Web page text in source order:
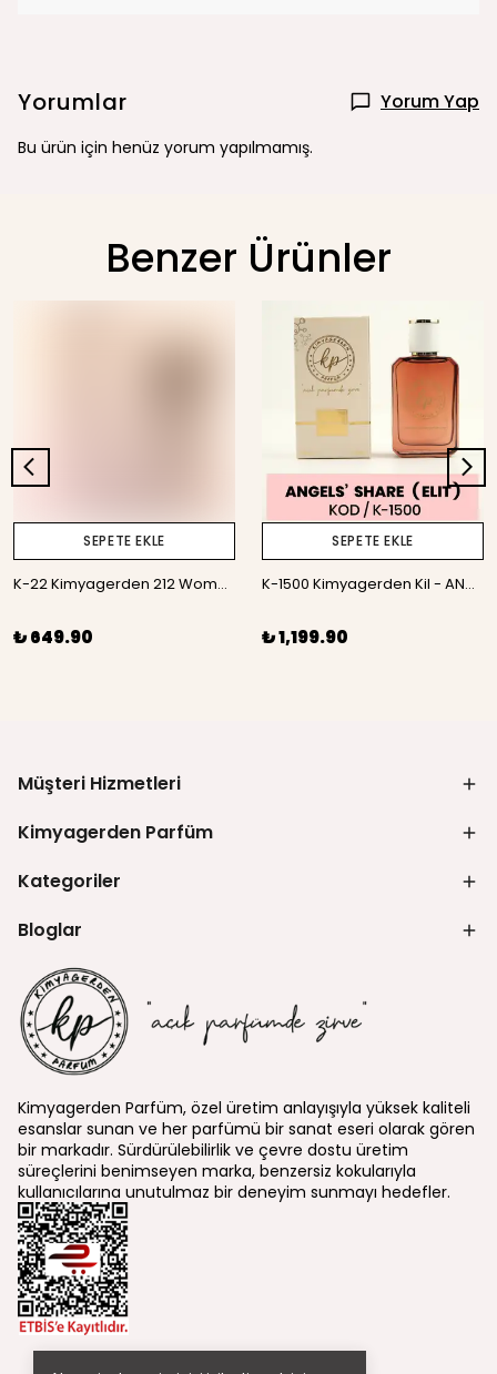
Yorumlar Yorum Yap
Bu ürün için henüz yorum yapılmamış.
Benzer Ürünler
SEPETE EKLE
K-22 Kimyagerden 212 Women - 50 ml
₺ 649.90
SEPETE EKLE
K-1500 Kimyagerden Kil - ANGELS' SHARE- Elit seri ( Unisex ) - 50 ml
₺ 1,199.90
Müşteri Hizmetleri
Kimyagerden Parfüm
Kategoriler
Bloglar
Kimyagerden Parfüm, özel üretim anlayışıyla yüksek kaliteli
esanslar sunan ve her parfümü bir sanat eseri olarak gören
bir markadır. Sürdürülebilirlik ve çevre dostu üretim
süreçlerini benimseyen marka, benzersiz kokularıyla
kullanıcılarına unutulmaz bir deneyim sunmayı hedefler.